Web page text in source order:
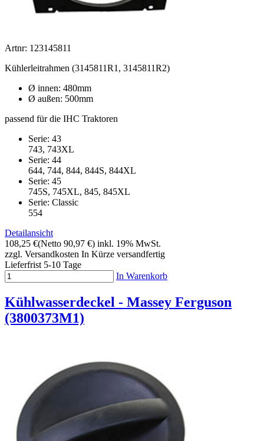
Artnr: 123145811
Kühlerleitrahmen (3145811R1, 3145811R2)
Ø innen: 480mm
Ø außen: 500mm
passend für die IHC Traktoren
Serie: 43
743, 743XL
Serie: 44
644, 744, 844, 844S, 844XL
Serie: 45
745S, 745XL, 845, 845XL
Serie: Classic
554
Detailansicht
108,25 €(Netto 90,97 €) inkl. 19% MwSt.
zzgl. Versandkosten In Kürze versandfertig
Lieferfrist 5-10 Tage
In Warenkorb
Kühlwasserdeckel - Massey Ferguson
(3800373M1)